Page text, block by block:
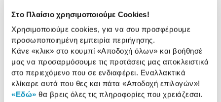
Στο Πλαίσιο χρησιμοποιούμε Cookies!
Χρησιμοποιούμε cookies, για να σου προσφέρουμε
προσωποποιημένη εμπειρία περιήγησης.
Κάνε «κλικ» στο κουμπί «Αποδοχή όλων» και βοήθησέ
μας να προσαρμόσουμε τις προτάσεις μας αποκλειστικά
στο περιεχόμενο που σε ενδιαφέρει. Εναλλακτικά
κλίκαρε αυτά που θες και πάτα «Αποδοχή επιλογών»!
«Εδώ» θα βρεις όλες τις πληροφορίες που χρειάζεσαι.
Αξιολογήσεις
Αξιολογήσεις
Συγκεντρώσαμε τα πιο δημοφιλή
προϊόντα της κατηγορίας & στα
παρουσιάζουμε.